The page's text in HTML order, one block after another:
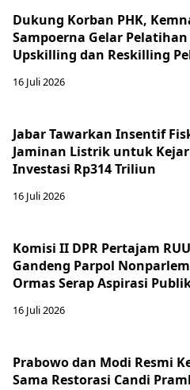
Dukung Korban PHK,
Sampoerna Gelar Pelatihan
Upskilling dan Reskilling
16 Juli 2026
Jabar Tawarkan Insentif
Jaminan Listrik untuk
Investasi Rp314 Triliun
16 Juli 2026
Komisi II DPR Pertajam
Gandeng Parpol
Ormas Serap Aspirasi
16 Juli 2026
Prabowo dan Modi Resmi
Sama Restorasi Candi